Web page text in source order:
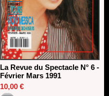
La Revue du Spectacle N° 6 -
Février Mars 1991
10,00 €